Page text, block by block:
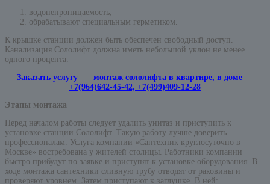
водонепроницаемость;
обрабатывают специальным герметиком.
К крышке станции должен быть обеспечен свободный доступ.
Канализация Сололифт должна иметь небольшой уклон не менее
одного процента.
Заказать услугу — монтаж сололифта в квартире, в доме —
+7(964)642-45-42, +7(499)409-12-28
Этапы монтажа
Перед началом работы следует удалить унитаз и приступить к
установке станции Сололифт. Такую работу лучше доверить
профессионалам. Услуга компании «Сантехник круглосуточно в
Москве» востребована у жителей столицы. Работники компании
быстро прибудут по заявке и приступят к установке оборудования. В
ходе монтажа сантехники сливную трубу отводят от раковины и
проверяют уровнем. Затем приступают к заглушке. В ней: